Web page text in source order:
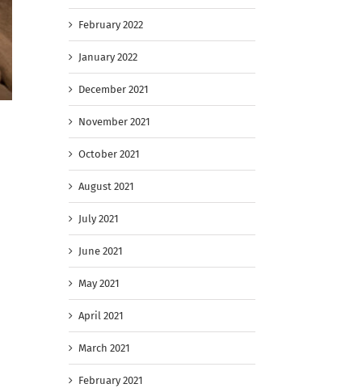
February 2022
January 2022
December 2021
November 2021
October 2021
August 2021
July 2021
June 2021
May 2021
April 2021
March 2021
February 2021